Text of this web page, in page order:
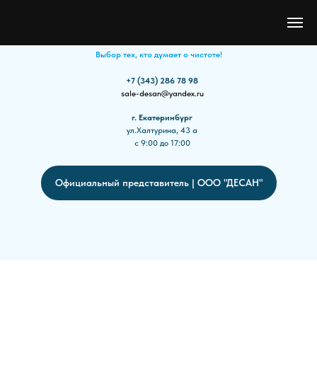
Выбор тех, кто думает о чистоте!
+7 (343) 286 78 98
sale-desan@yandex.ru
г. Екатеринбург
ул.Халтурина, 43 а
с 9:00 до 17:00
Официальный представитель | ООО "ДЕСАН"